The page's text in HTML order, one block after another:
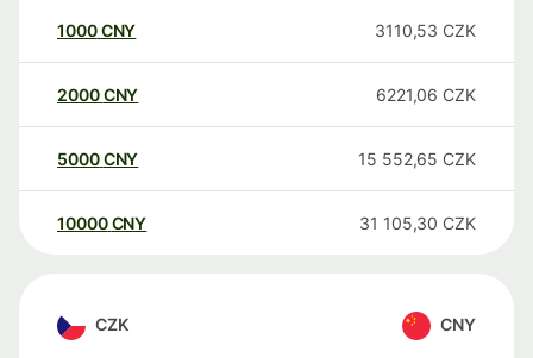
1000CNY 3110,53 CZK
2000CNY 6221,06 CZK
5000CNY 15 552,65 CZK
10000 CNY 31 105,30 CZK
CZK CNY